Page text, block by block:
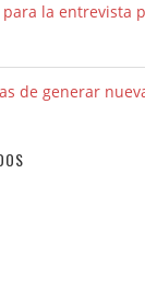
la entrevista
de generar